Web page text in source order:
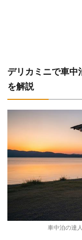
デリカミニで車中
を解説
車中泊の達